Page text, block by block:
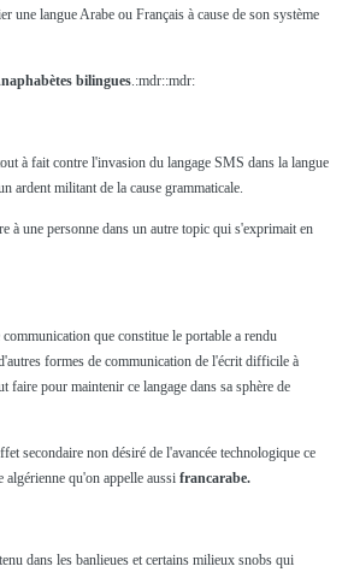
une langue Arabe ou Français à cause de son système
bilingues.:mdr::mdr:
à fait contre l'invasion du langage SMS dans la langue
ardent militant de la cause grammaticale.
à une personne dans un autre topic qui s'exprimait en
que constitue le portable a rendu
formes de communication de l'écrit difficile à
faire pour maintenir ce langage dans sa sphère de
secondaire non désiré de l'avancée technologique ce
algérienne qu'on appelle aussi francarabe.
dans les banlieues et certains milieux snobs qui